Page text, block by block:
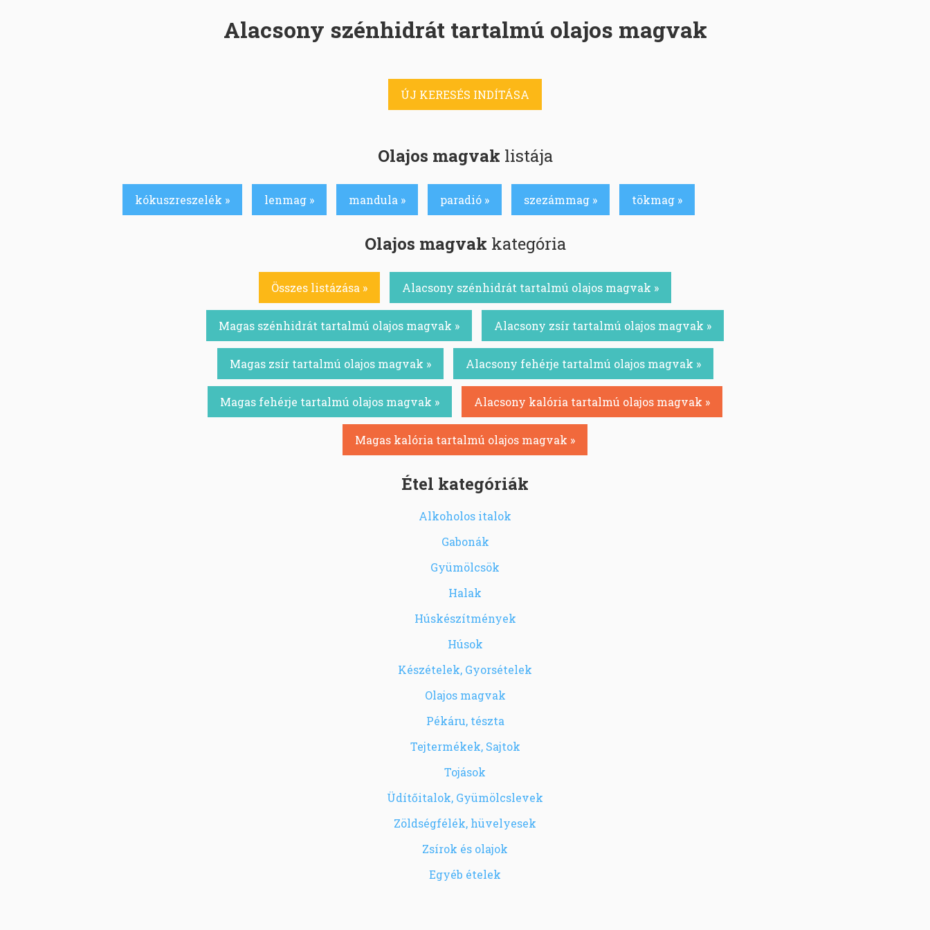
Alacsony szénhidrát tartalmú olajos magvak
ÚJ KERESÉS INDÍTÁSA
Olajos magvak listája
kókuszreszelék » lenmag » mandula » paradió » szezámmag » tökmag »
Olajos magvak kategória
Összes listázása » Alacsony szénhidrát tartalmú olajos magvak »
Magas szénhidrát tartalmú olajos magvak » Alacsony zsír tartalmú olajos magvak »
Magas zsír tartalmú olajos magvak » Alacsony fehérje tartalmú olajos magvak »
Magas fehérje tartalmú olajos magvak » Alacsony kalória tartalmú olajos magvak »
Magas kalória tartalmú olajos magvak »
Étel kategóriák
Alkoholos italok
Gabonák
Gyümölcsök
Halak
Húskészítmények
Húsok
Készételek, Gyorsételek
Olajos magvak
Pékáru, tészta
Tejtermékek, Sajtok
Tojások
Üdítőitalok, Gyümölcslevek
Zöldségfélék, hüvelyesek
Zsírok és olajok
Egyéb ételek